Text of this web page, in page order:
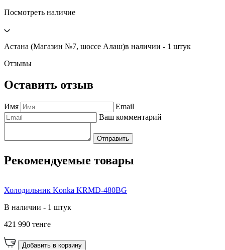
Посмотреть наличие
Астана (Магазин №7, шоссе Алаш)в наличии - 1 штук
Отзывы
Оставить отзыв
Имя
Email
Ваш комментарий
Отправить
Рекомендуемые товары
Холодильник Konka KRMD-480BG
В наличии - 1 штук
421 990 тенге
Добавить в корзину